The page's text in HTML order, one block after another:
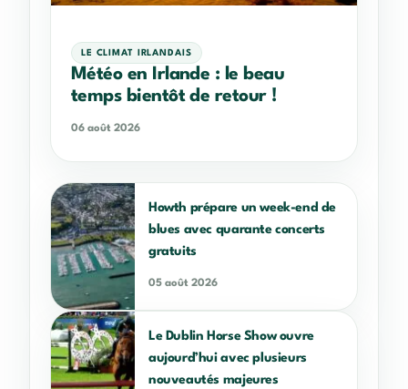
LE CLIMAT IRLANDAIS
Météo en Irlande : le beau
temps bientôt de retour !
06 août 2026
Howth prépare un week-end de
blues avec quarante concerts
gratuits
05 août 2026
Le Dublin Horse Show ouvre
aujourd’hui avec plusieurs
nouveautés majeures